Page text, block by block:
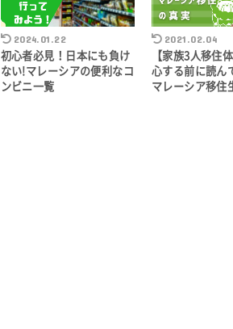
2024.01.22
初心者必見！日本にも負け
ない!マレーシアの便利なコ
ンビニ一覧
2021.02.04
【家族3人移住
心する前に読ん
マレーシア移住